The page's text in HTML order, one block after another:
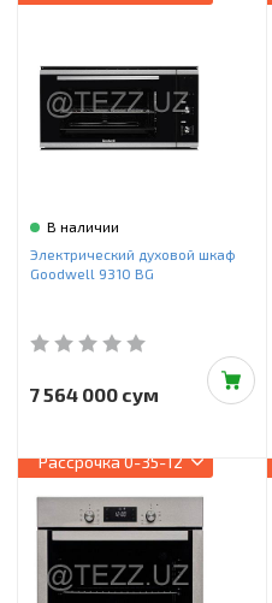
В наличии
Электрический духовой шкаф
Goodwell 9310 BG
7 564 000 сум
Рассрочка0-35-12